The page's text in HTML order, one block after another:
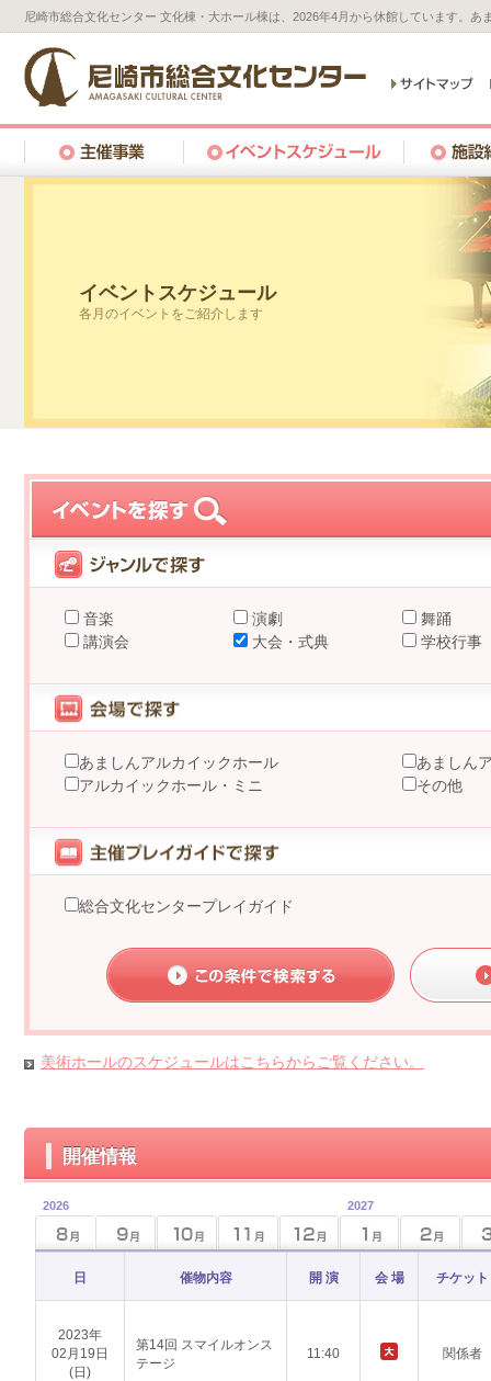
尼崎市総合文化センター 文化棟・大ホール棟は、2026年4月から休館しています。
イベントスケジュール
各月のイベントをご紹介します
音楽 演劇
舞踊
講演会
大会・式典 学校行事
あましんアルカイックホール
あましん
アルカイックホール・ミニ
その他
総合文化センタープレイガイド
美術ホールのスケジュールはこちらからご覧ください。
開催情報
2026 2027
日 催物内容 開 演 会 場 チケット
2023年
02月19日
(日)
第14回 スマイルオンス
テージ
11:40 関係者